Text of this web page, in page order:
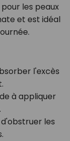
les peaux
et est idéal
l'excès
à appliquer
les